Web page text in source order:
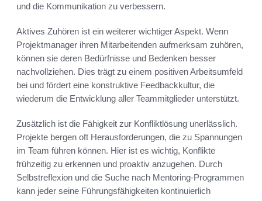
und die Kommunikation zu verbessern.
Aktives Zuhören ist ein weiterer wichtiger Aspekt. Wenn
Projektmanager ihren Mitarbeitenden aufmerksam zuhören,
können sie deren Bedürfnisse und Bedenken besser
nachvollziehen. Dies trägt zu einem positiven Arbeitsumfeld
bei und fördert eine konstruktive Feedbackkultur, die
wiederum die Entwicklung aller Teammitglieder unterstützt.
Zusätzlich ist die Fähigkeit zur Konfliktlösung unerlässlich.
Projekte bergen oft Herausforderungen, die zu Spannungen
im Team führen können. Hier ist es wichtig, Konflikte
frühzeitig zu erkennen und proaktiv anzugehen. Durch
Selbstreflexion und die Suche nach Mentoring-Programmen
kann jeder seine Führungsfähigkeiten kontinuierlich